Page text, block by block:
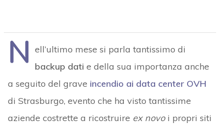
N ell’ultimo mese si parla tantissimo di
backup dati e della sua importanza anche
a seguito del grave incendio ai data center OVH
di Strasburgo, evento che ha visto tantissime
aziende costrette a ricostruire ex novoi propri siti